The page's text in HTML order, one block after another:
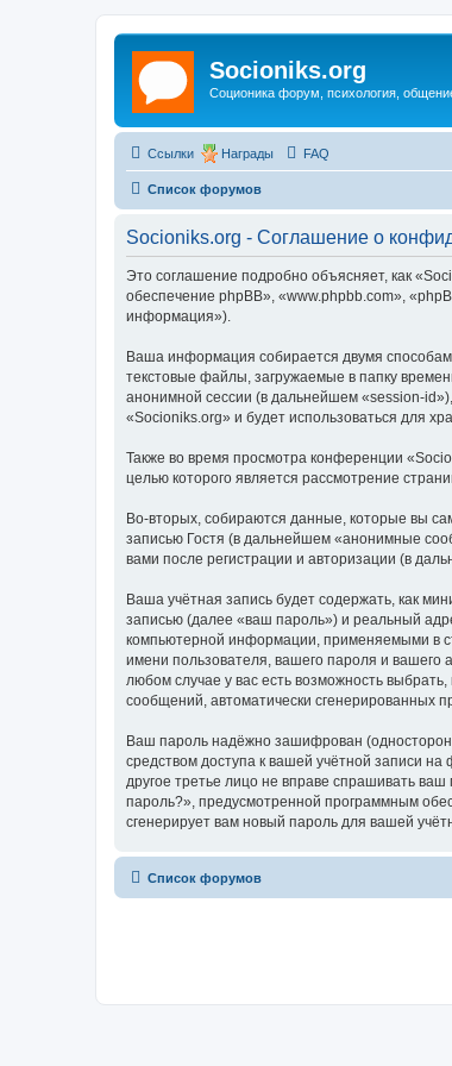
Socioniks.org
Соционика форум, психология,
Ссылки Награды FAQ
Список форумов
Socioniks.org - Соглашение о
Это соглашение подробно объясняет, как
обеспечение phpBB», «www.phpbb.com»,
информация»).
Ваша информация собирается двумя
текстовые файлы, загружаемые в папку
анонимной сессии (в дальнейшем «session-
«Socioniks.org» и будет использоваться для
Также во время просмотра конференции
целью которого является рассмотрение
Во-вторых, собираются данные, которые вы
записью Гостя (в дальнейшем «анонимные
вами после регистрации и авторизации (в
Ваша учётная запись будет содержать, как
записью (далее «ваш пароль») и реальный
компьютерной информации, применяемыми в
имени пользователя, вашего пароля и вашего
любом случае у вас есть возможность
сообщений, автоматически сгенерированных
Ваш пароль надёжно зашифрован
средством доступа к вашей учётной записи
другое третье лицо не вправе спрашивать
пароль?», предусмотренной программным
сгенерирует вам новый пароль для вашей
Список форумов